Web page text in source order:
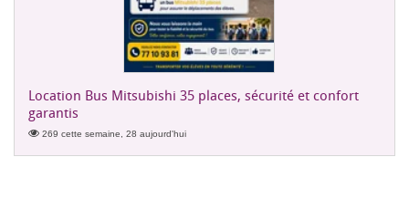
Location Bus Mitsubishi 35 places, sécurité et confort
garantis
269 cette semaine, 28 aujourd'hui